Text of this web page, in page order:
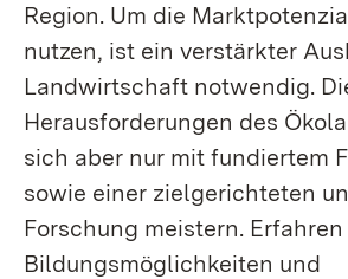
Region. Um die
nutzen, ist ein verstärkter
Landwirtschaft notwendig.
Herausforderungen des
sich aber nur mit fundiertem
sowie einer zielgerichteten
Forschung meistern.
Bildungsmöglichkeiten und